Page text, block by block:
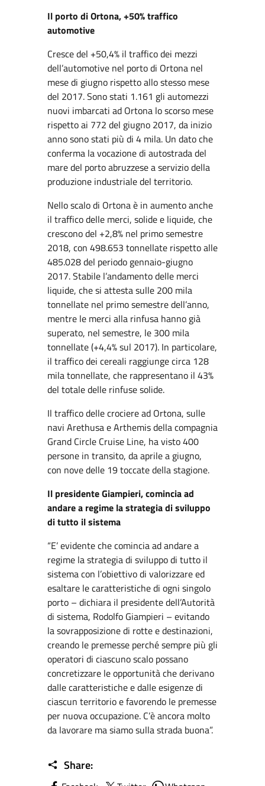
Il porto di Ortona, +50% traffico
automotive
Cresce del +50,4% il traffico dei mezzi
dell’automotive nel porto di Ortona nel
mese di giugno rispetto allo stesso mese
del 2017. Sono stati 1.161 gli automezzi
nuovi imbarcati ad Ortona lo scorso mese
rispetto ai 772 del giugno 2017, da inizio
anno sono stati più di 4 mila. Un dato che
conferma la vocazione di autostrada del
mare del porto abruzzese a servizio della
produzione industriale del territorio.
Nello scalo di Ortona è in aumento anche
il traffico delle merci, solide e liquide, che
crescono del +2,8% nel primo semestre
2018, con 498.653 tonnellate rispetto alle
485.028 del periodo gennaio-giugno
2017. Stabile l’andamento delle merci
liquide, che si attesta sulle 200 mila
tonnellate nel primo semestre dell’anno,
mentre le merci alla rinfusa hanno già
superato, nel semestre, le 300 mila
tonnellate (+4,4% sul 2017). In particolare,
il traffico dei cereali raggiunge circa 128
mila tonnellate, che rappresentano il 43%
del totale delle rinfuse solide.
Il traffico delle crociere ad Ortona, sulle
navi Arethusa e Arthemis della compagnia
Grand Circle Cruise Line, ha visto 400
persone in transito, da aprile a giugno,
con nove delle 19 toccate della stagione.
Il presidente Giampieri, comincia ad
andare a regime la strategia di sviluppo
di tutto il sistema
“E’ evidente che comincia ad andare a
regime la strategia di sviluppo di tutto il
sistema con l’obiettivo di valorizzare ed
esaltare le caratteristiche di ogni singolo
porto – dichiara il presidente dell’Autorità
di sistema, Rodolfo Giampieri – evitando
la sovrapposizione di rotte e destinazioni,
creando le premesse perché sempre più gli
operatori di ciascuno scalo possano
concretizzare le opportunità che derivano
dalle caratteristiche e dalle esigenze di
ciascun territorio e favorendo le premesse
per nuova occupazione. C’è ancora molto
da lavorare ma siamo sulla strada buona”.
Share: